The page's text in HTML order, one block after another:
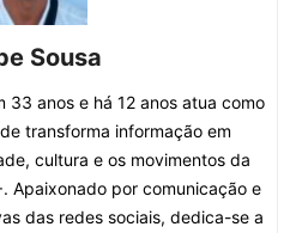
Sousa
33 anos e há 12 anos atua como
transforma informação em
cultura e os movimentos da
Apaixonado por comunicação e
das redes sociais, dedica-se a